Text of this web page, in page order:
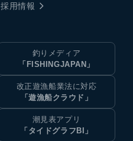
採用情報
釣りメディア
「FISHINGJAPAN」
改正遊漁船業法に対応
「遊漁船クラウド」
潮見表アプリ
「タイドグラフBI」